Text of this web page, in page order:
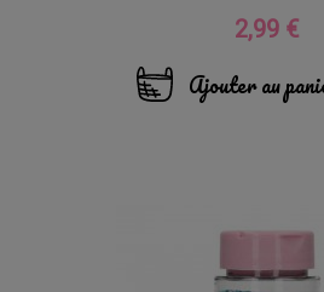
Prix
2,99 €
Ajouter au